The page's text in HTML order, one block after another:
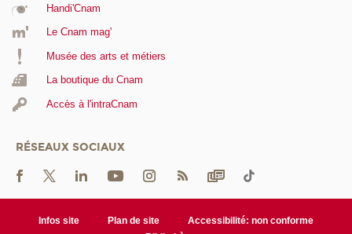
Handi'Cnam
Le Cnam mag'
Musée des arts et métiers
La boutique du Cnam
Accès à l'intraCnam
RÉSEAUX SOCIAUX
Infos site Plan de site
Accessibilité: non conforme